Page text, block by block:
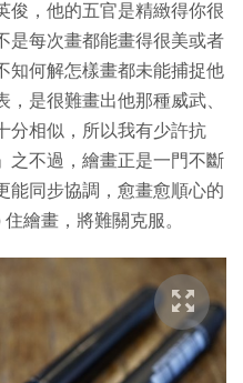
俊，他的五官是精緻得你很
是每次畫都能畫得很美或者
知何解怎樣畫都未能捕捉他
是很難畫出他那種威武、
分相似，所以我有少許抗
之不過，繪畫正是一門不斷
能同步協調，愈畫愈順心的
繪畫，將難關克服。